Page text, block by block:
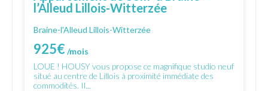
l’Alleud Lillois-Witterzée
Braine-l'Alleud Lillois-Witterzée
925€/mois
LOUE ! HOUSY vous propose ce magnifique studio neuf
situé au centre de Lillois à proximité immédiate des
commodités. Il...